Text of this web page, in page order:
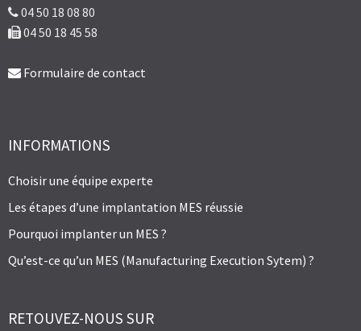
04 50 18 08 80
04 50 18 45 58
Formulaire de contact
INFORMATIONS
Choisir une équipe experte
Les étapes d’une implantation MES réussie
Pourquoi implanter un MES ?
Qu’est-ce qu’un MES (Manufacturing Execution Sytem) ?
RETOUVEZ-NOUS SUR